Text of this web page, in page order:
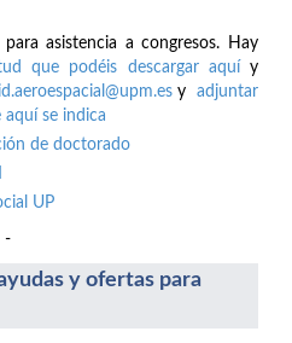
asistencia a congresos. Hay
que podéis descargar aquí y
yadjuntar
se indica
de doctorado
UP
-
y ofertas para